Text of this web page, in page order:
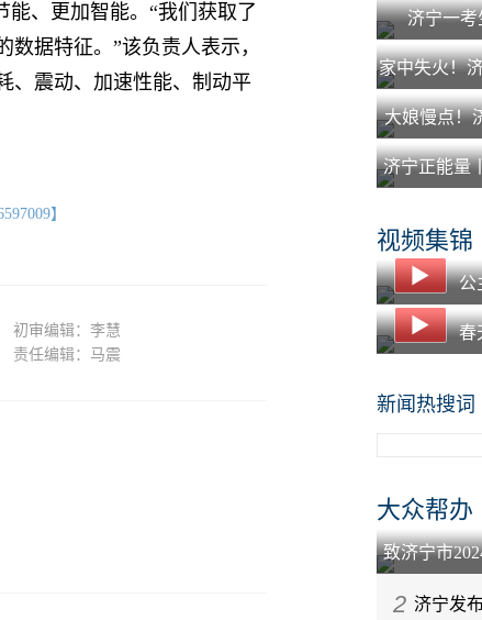
、更加智能。“我们获取了
据特征。”该负责人表示，
、震动、加速性能、制动平
】
初审编辑：李慧
责任编辑：马震
济宁一考
家中失火！
大娘慢点！
济宁正能量
视频集锦
公
光
春
新闻热搜词
大众帮办
致济宁市
2 济宁发